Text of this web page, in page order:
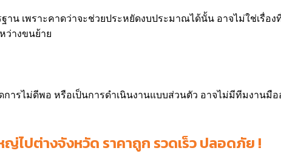
าน เพราะคาดว่าจะช่วยประหยัดงบประมาณได้นั้น อาจไม่ใช่เรื่
ว่างขนย้าย
ารไม่ดีพอ หรือเป็นการดำเนินงานแบบส่วนตัว อาจไม่มีทีมงานมือ
ไปต่างจังหวัด ราคาถูก รวดเร็ว ปลอดภัย !